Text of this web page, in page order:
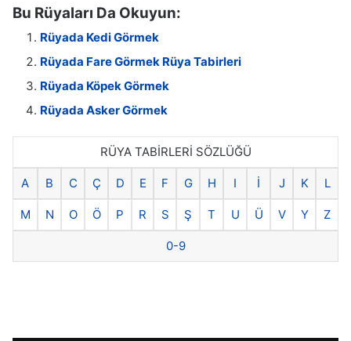
Bu Rüyaları Da Okuyun:
Rüyada Kedi Görmek
Rüyada Fare Görmek Rüya Tabirleri
Rüyada Köpek Görmek
Rüyada Asker Görmek
RÜYA TABİRLERİ SÖZLÜĞÜ
A B C Ç D E F G H I İ J K L
M N O Ö P R S Ş T U Ü V Y Z
0-9